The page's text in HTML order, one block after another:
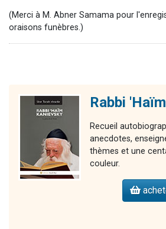
(Merci à M. Abner Samama pour
oraisons funèbres.)
Rabbi
Recueil
anecdotes,
thèmes et une
couleur.